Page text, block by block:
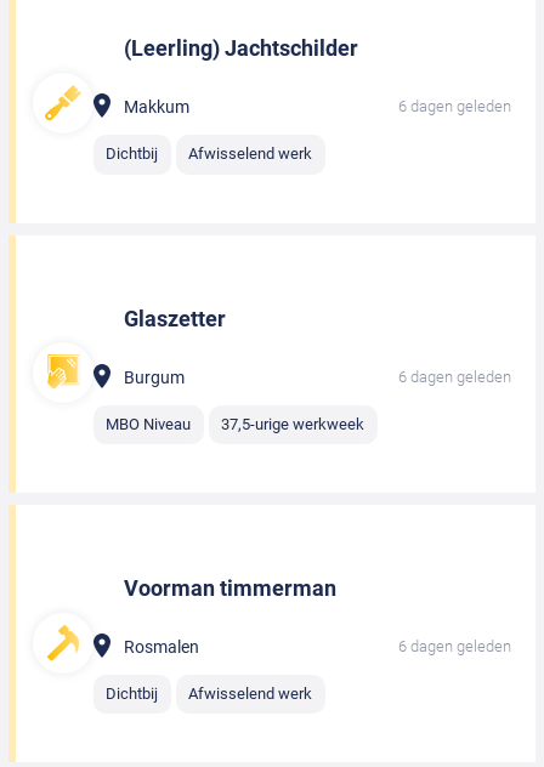
(Leerling) Jachtschilder
Makkum 6 dagen geleden
Dichtbij Afwisselend werk
Glaszetter
Burgum 6 dagen geleden
MBO Niveau 37,5-urige werkweek
Voorman timmerman
Rosmalen 6 dagen geleden
Dichtbij Afwisselend werk